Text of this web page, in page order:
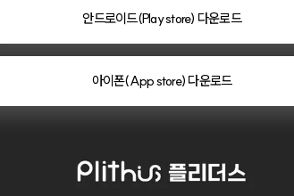
안드로이드(Play store) 다운로드
아이폰(App store) 다운로드